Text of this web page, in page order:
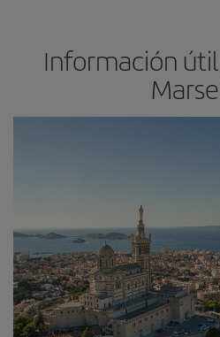
Información